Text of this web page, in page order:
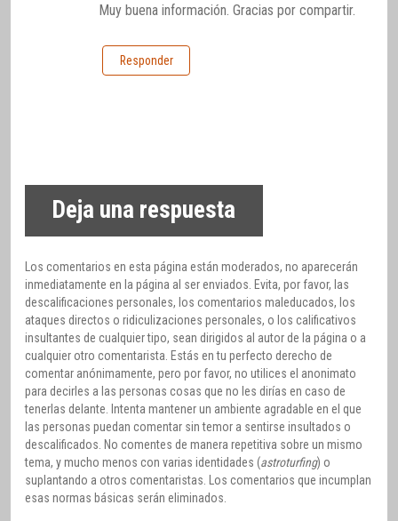
Muy buena información. Gracias por compartir.
Responder
Deja una respuesta
Los comentarios en esta página están moderados, no aparecerán
inmediatamente en la página al ser enviados. Evita, por favor, las
descalificaciones personales, los comentarios maleducados, los
ataques directos o ridiculizaciones personales, o los calificativos
insultantes de cualquier tipo, sean dirigidos al autor de la página o a
cualquier otro comentarista. Estás en tu perfecto derecho de
comentar anónimamente, pero por favor, no utilices el anonimato
para decirles a las personas cosas que no les dirías en caso de
tenerlas delante. Intenta mantener un ambiente agradable en el que
las personas puedan comentar sin temor a sentirse insultados o
descalificados. No comentes de manera repetitiva sobre un mismo
tema, y mucho menos con varias identidades (astroturfing) o
suplantando a otros comentaristas. Los comentarios que incumplan
esas normas básicas serán eliminados.